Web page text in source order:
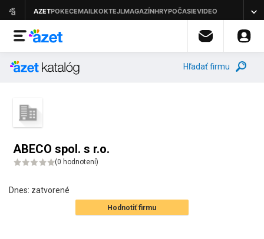
Hľadať firmu
ABECO spol. s r.o.
(0 hodnotení)
Dnes: zatvorené
Hodnotiť firmu